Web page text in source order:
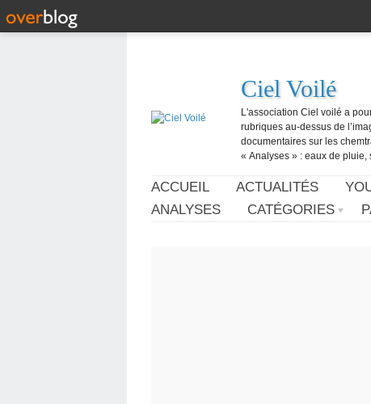
Ciel Voilé
L'association Ciel voilé a
rubriques au-dessus de
documentaires sur les
« Analyses » : eaux de
ACCUEIL ACTUALITÉS
ANALYSES
CATÉGORIES